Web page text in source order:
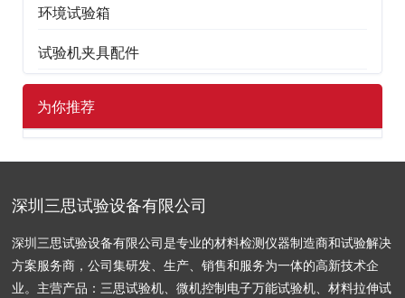
环境试验箱
试验机夹具配件
为你推荐
深圳三思试验设备有限公司
深圳三思试验设备有限公司是专业的材料检测仪器制造商和试验解决
方案服务商，公司集研发、生产、销售和服务为一体的高新技术企
业。主营产品：三思试验机、微机控制电子万能试验机、材料拉伸试